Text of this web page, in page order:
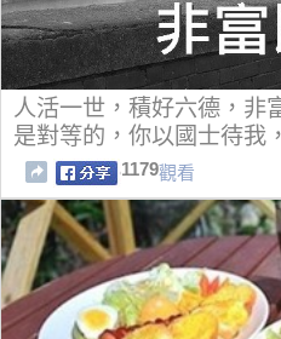
人活一世，積好六德，非
是對等的，你以國士待我
1179觀看